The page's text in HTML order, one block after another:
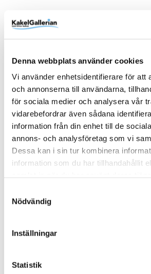
Denna webbplats använder cookies
Vi använder enhetsidentifierare för att
och annonserna till användarna,
för sociala medier och analysera vår
vidarebefordrar även sådana
information från din enhet till de
annons- och analysföretag som vi
Dessa kan i sin tur kombinera
information som du har tillhandahållit
Nödvändig
Inställningar
Statistik
Varumärken /Dekora
Golv & vägg / Kakel & klinker /
Varumärken / Dekora /Mosaik
Liknande